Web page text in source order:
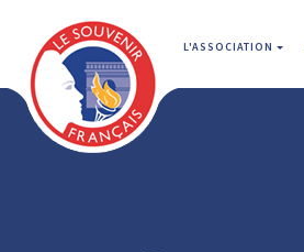
L'ASSOCIATION